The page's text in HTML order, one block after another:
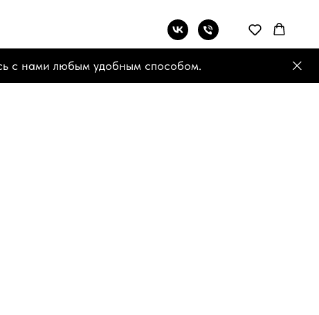
с нами любым удобным способом.